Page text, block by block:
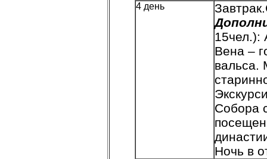
4 день
15чел.):
Вена –
вальса.
Собора
Ночь в